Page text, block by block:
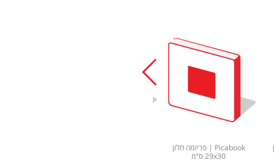
Picabook | פריזמה חלון
29x30 ס"מ